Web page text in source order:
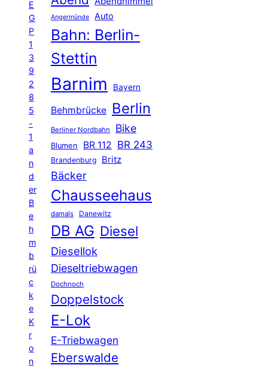
E
G
P
1
3
9
2
8
5
-
1
a
n
d
er
B
e
h
m
b
rü
c
k
e
K
r
o
n
Angermünde Auto
Bahn: Berlin-
Stettin
Barnim Bayern
Behmbrücke Berlin
Berliner Nordbahn Bike
Blumen BR 112 BR 243
Brandenburg Britz
Bäcker
Chausseehaus
damals Danewitz
DB AG Diesel
Diesellok
Dieseltriebwagen
Dochnoch
Doppelstock
E-Lok
E-Triebwagen
Eberswalde